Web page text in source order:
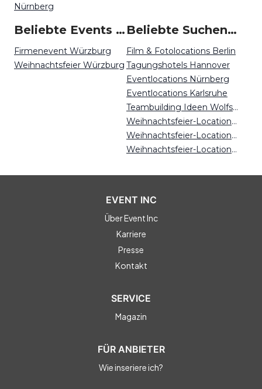
Nürnberg
Beliebte Events in Würzburg
Firmenevent Würzburg
Weihnachtsfeier Würzburg
Beliebte Suchen auf Event Inc
Film & Fotolocations Berlin
Tagungshotels Hannover
Eventlocations Nürnberg
Eventlocations Karlsruhe
Teambuilding Ideen Wolfsburg
Weihnachtsfeier-Locations Bonn
Weihnachtsfeier-Locations Magdeburg
Weihnachtsfeier-Locations Hamburg
EVENT INC
Über Event Inc
Karriere
Presse
Kontakt
SERVICE
Magazin
FÜR ANBIETER
Wie inseriere ich?